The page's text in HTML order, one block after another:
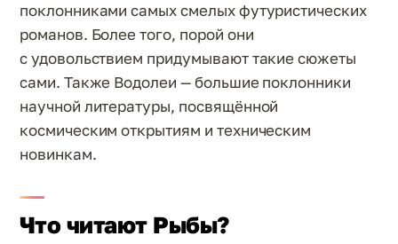
поклонниками самых смелых футуристических
романов. Более того, порой они
с удовольствием придумывают такие сюжеты
сами. Также Водолеи — большие поклонники
научной литературы, посвящённой
космическим открытиям и техническим
новинкам.
Что читают Рыбы?